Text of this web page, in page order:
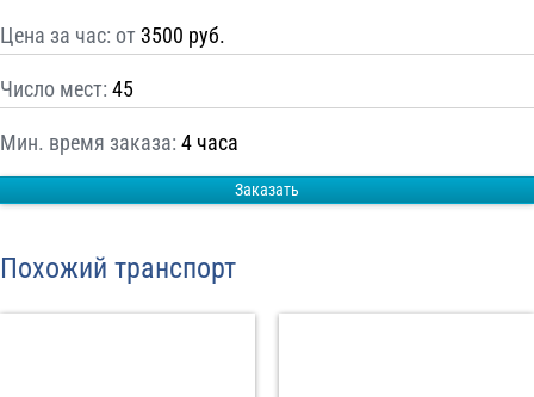
Цена за час: от 3500 руб.
Число мест: 45
Мин. время заказа: 4 часа
Заказать
Похожий транспорт